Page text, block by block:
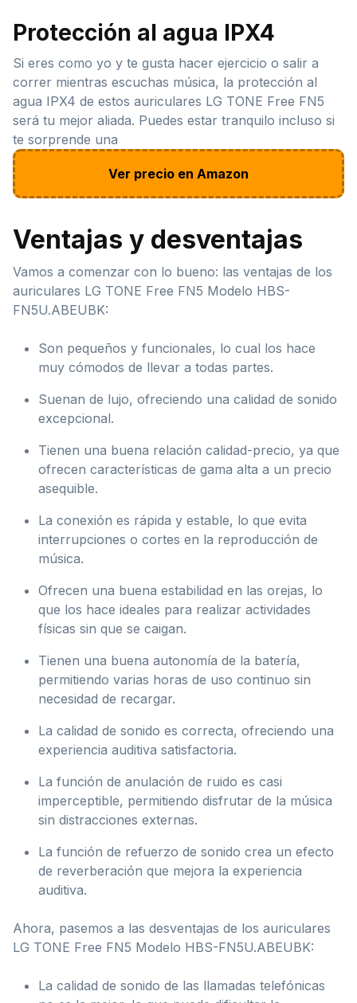
Protección al agua IPX4
Si eres como yo y te gusta hacer ejercicio o salir a
correr mientras escuchas música, la protección al
agua IPX4 de estos auriculares LG TONE Free FN5
será tu mejor aliada. Puedes estar tranquilo incluso si
te sorprende una
Ver precio en Amazon
Ventajas y desventajas
Vamos a comenzar con lo bueno: las ventajas de los
auriculares LG TONE Free FN5 Modelo ‎HBS-
FN5U.ABEUBK:
Son pequeños y funcionales, lo cual los hace
muy cómodos de llevar a todas partes.
Suenan de lujo, ofreciendo una calidad de sonido
excepcional.
Tienen una buena relación calidad-precio, ya que
ofrecen características de gama alta a un precio
asequible.
La conexión es rápida y estable, lo que evita
interrupciones o cortes en la reproducción de
música.
Ofrecen una buena estabilidad en las orejas, lo
que los hace ideales para realizar actividades
físicas sin que se caigan.
Tienen una buena autonomía de la batería,
permitiendo varias horas de uso continuo sin
necesidad de recargar.
La calidad de sonido es correcta, ofreciendo una
experiencia auditiva satisfactoria.
La función de anulación de ruido es casi
imperceptible, permitiendo disfrutar de la música
sin distracciones externas.
La función de refuerzo de sonido crea un efecto
de reverberación que mejora la experiencia
auditiva.
Ahora, pasemos a las desventajas de los auriculares
LG TONE Free FN5 Modelo ‎HBS-FN5U.ABEUBK:
La calidad de sonido de las llamadas telefónicas